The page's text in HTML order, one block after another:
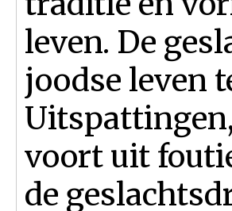
leven. De
joodse leven
voort uit
de